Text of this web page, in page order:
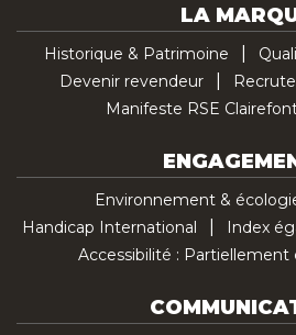
LA
Historique & Patrimoine
Devenir revendeur
Manifeste RSE
Environnement &
Handicap International
Index
Accessibilité : Partiellement